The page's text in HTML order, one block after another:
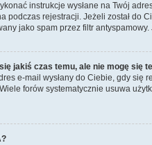
instrukcje wysłane na Twój
podczas rejestracji. Jeżeli został do
jako spam przez filtr
jakiś czas temu, ale nie mogę się
e-mail wysłany do Ciebie, gdy się
forów systematycznie usuwa